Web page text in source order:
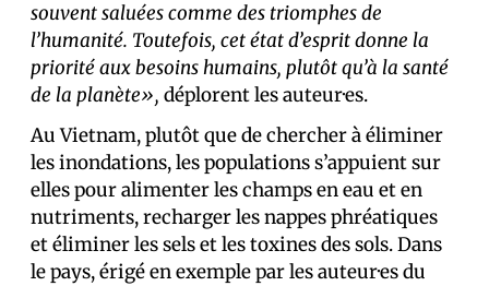
souvent saluées comme des triomphes de
l’humanité. Toutefois, cet état d’esprit donne la
priorité aux besoins humains, plutôt qu’à la santé
de la planète», déplorent les auteur·es.
Au Vietnam, plutôt que de chercher à éliminer
les inondations, les populations s’appuient sur
elles pour alimenter les champs en eau et en
nutriments, recharger les nappes phréatiques
et éliminer les sels et les toxines des sols. Dans
le pays, érigé en exemple par les auteur·es du